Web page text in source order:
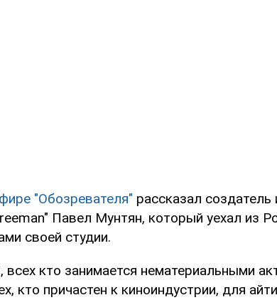
"Обозревателя" рассказал создатель
Павел Мунтян, который уехал из
своей студии.
всех кто занимается нематериальными
кто причастен к киноиндустрии, для